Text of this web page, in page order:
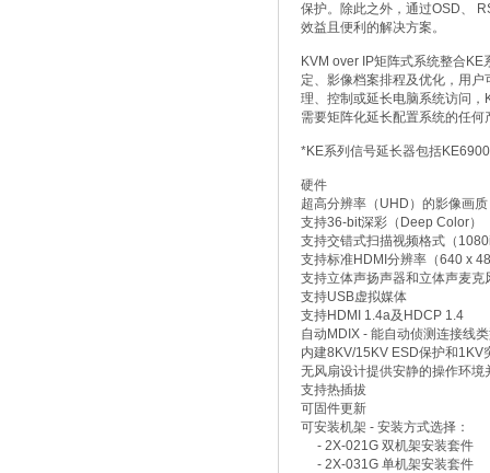
保护。除此之外，通过OSD、
效益且便利的解决方案。
KVM over IP矩阵式系统整合
定、影像档案排程及优化，用
理、控制或延长电脑系统访问
需要矩阵化延长配置系统的任
*KE系列信号延长器包括
硬件
超高分辨率（UHD）的影像画
支持36-bit深彩（Deep Color）
支持交错式扫描视频格式（
支持标准HDMI分辨率（640 x
支持立体声扬声器和立体声麦克
支持USB虚拟媒体
支持HDMI 1.4a及HDCP 1.4
自动MDIX - 能自动侦测连接线
内建8KV/15KV ESD保护和1KV
无风扇设计提供安静的操作环境
支持热插拔
可固件更新
可安装机架 - 安装方式选择：
- 2X-021G 双机架安装套件
- 2X-031G 单机架安装套件